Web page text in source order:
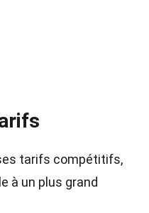
tarifs compétitifs,
à un plus grand